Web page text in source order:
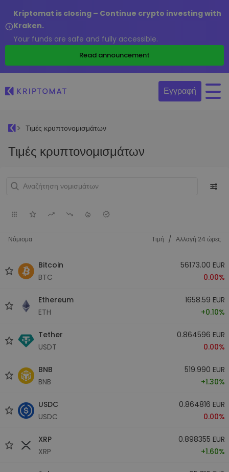
Kriptomat is closing – Continue crypto investing with
Kraken.
Your funds are safe and fully accessible.
Read announcement
Εγγραφή
Τιμές κρυπτονομισμάτων
Τιμές κρυπτονομισμάτων
Νόμισμα Tιμή / Αλλαγή 24 ώρες
Bitcoin
BTC
56173.00 EUR
0.00%
Ethereum
ETH
1658.59 EUR
+0.10%
Tether
USDT
0.864596 EUR
0.00%
BNB
BNB
519.990 EUR
+1.30%
USDC
USDC
0.864816 EUR
0.00%
XRP
XRP
0.898355 EUR
+1.60%